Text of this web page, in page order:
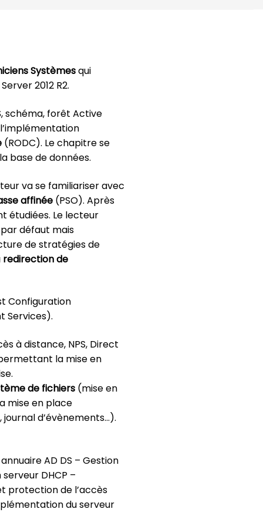
Systèmesqui
2012 R2.
schéma, forêt Active
(RODC). Le chapitre se
base de données.
va se familiariser avec
affinée(PSO). Après
étudiées. Le lecteur
défaut mais
de stratégies de
redirection de
Configuration
Services).
à distance, NPS, Direct
la mise en
de fichiers(mise en
mise en place
journal d’évènements…).
AD DS – Gestion
DHCP –
protection de l’accès
du serveur